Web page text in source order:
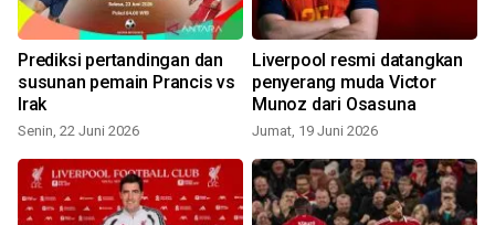
Prediksi pertandingan dan
susunan pemain Prancis vs
Irak
Senin, 22 Juni 2026
Liverpool resmi datangkan
penyerang muda Victor
Munoz dari Osasuna
Jumat, 19 Juni 2026